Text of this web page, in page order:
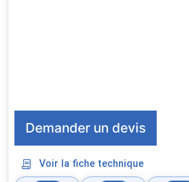
Demander un devis
Voir la fiche technique